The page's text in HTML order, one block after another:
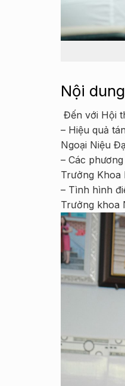
Nội
Đến với Hội
– Hiệu quả
Ngoại Niệu
– Các
Trưởng Khoa
– Tình hình
Trưởng khoa